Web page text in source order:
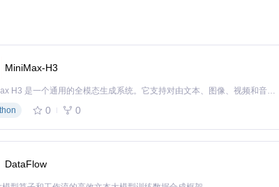
易与背景混淆。直接应用通用目标检测模型往往导致高误检率和
的锚框数量
MiniMax-H3
MiniMax H3 是一个通用的全模态生成系统。它支持对由文本、图像、视频和音频组成的多模态上下文进行统一理解，并能生成分辨率高达 2K、时长可达 15 秒的带原生立体声音频的视频。得益于面向任务泛化的系统设计，H3 在预训练阶段就已具备广泛的多模态上下文理解与生成能力，能够出色地执行复杂的多模态指令。
0 0
DataFlow